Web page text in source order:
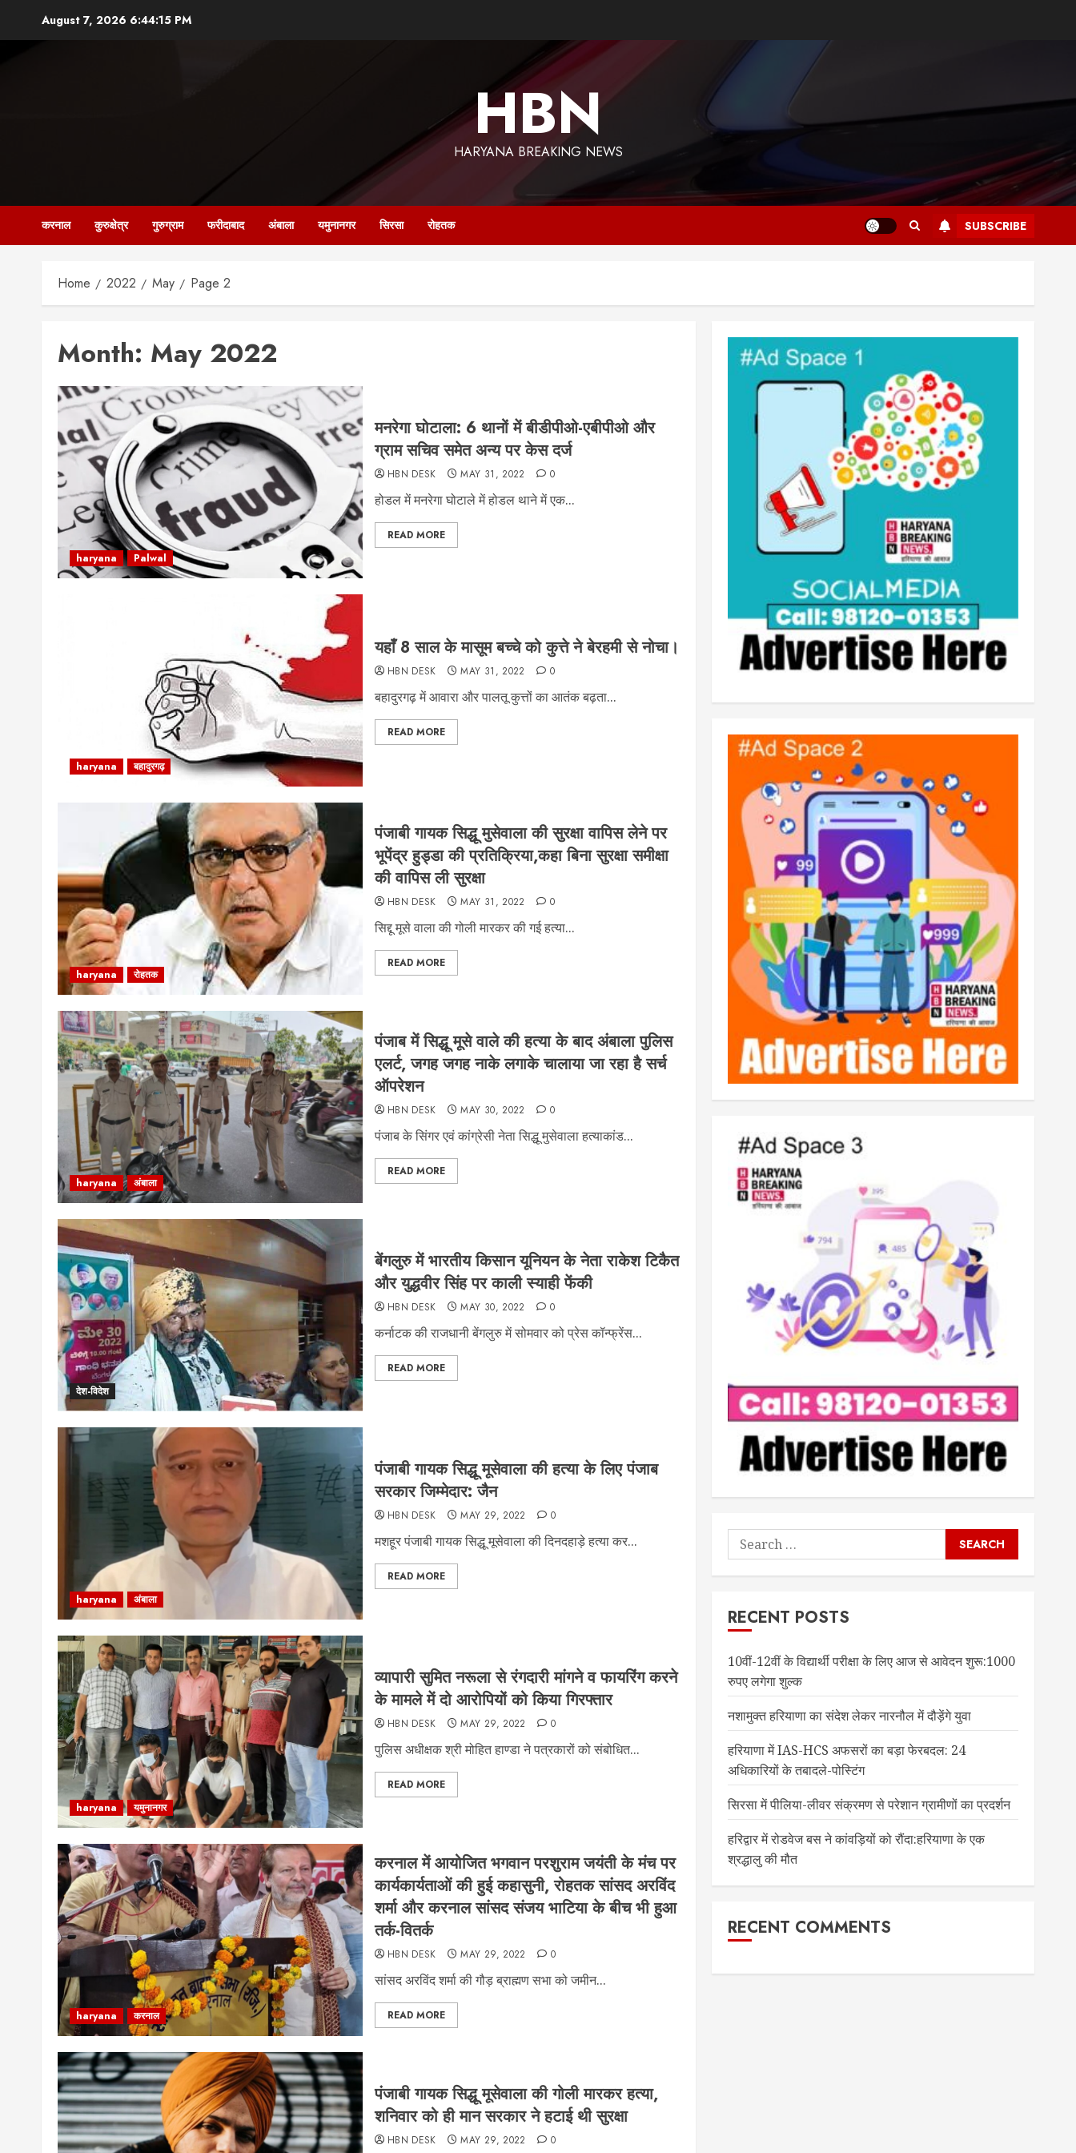
August 7, 2026 6:44:16 PM
HBN
HARYANA BREAKING NEWS
करनाल कुरुक्षेत्र गुरुग्राम फरीदाबाद अंबाला यमुनानगर सिरसा रोहतक SUBSCRIBE
Home 2022 May Page 2
Month: May 2022
haryana Palwal
मनरेगा घोटाला: 6 थानों में बीडीपीओ-एबीपीओ और
ग्राम सचिव समेत अन्य पर केस दर्ज
HBN DESK MAY 31, 2022 0
होडल में मनरेगा घोटाले में होडल थाने में एक...
READ MORE
haryana बहादुरगढ़
यहाँ 8 साल के मासूम बच्चे को कुत्ते ने बेरहमी से नोचा।
HBN DESK MAY 31, 2022 0
बहादुरगढ़ में आवारा और पालतू कुत्तों का आतंक बढ़ता...
READ MORE
haryana रोहतक
पंजाबी गायक सिद्धू मुसेवाला की सुरक्षा वापिस लेने पर
भूपेंद्र हुड्डा की प्रतिक्रिया,कहा बिना सुरक्षा समीक्षा
की वापिस ली सुरक्षा
HBN DESK MAY 31, 2022 0
सिद्दू मूसे वाला की गोली मारकर की गई हत्या...
READ MORE
haryana अंबाला
पंजाब में सिद्धू मूसे वाले की हत्या के बाद अंबाला पुलिस
एलर्ट, जगह जगह नाके लगाके चालाया जा रहा है सर्च
ऑपरेशन
HBN DESK MAY 30, 2022 0
पंजाब के सिंगर एवं कांग्रेसी नेता सिद्धू मुसेवाला हत्याकांड...
READ MORE
देश-विदेश
बेंगलुरु में भारतीय किसान यूनियन के नेता राकेश टिकैत
और युद्धवीर सिंह पर काली स्याही फेंकी
HBN DESK MAY 30, 2022 0
कर्नाटक की राजधानी बेंगलुरु में सोमवार को प्रेस कॉन्फ्रेंस...
READ MORE
haryana अंबाला
पंजाबी गायक सिद्धू मूसेवाला की हत्या के लिए पंजाब
सरकार जिम्मेदार: जैन
HBN DESK MAY 29, 2022 0
मशहूर पंजाबी गायक सिद्धू मूसेवाला की दिनदहाड़े हत्या कर...
READ MORE
haryana यमुनानगर
व्यापारी सुमित नरूला से रंगदारी मांगने व फायरिंग करने
के मामले में दो आरोपियों को किया गिरफ्तार
HBN DESK MAY 29, 2022 0
पुलिस अधीक्षक श्री मोहित हाण्डा ने पत्रकारों को संबोधित...
READ MORE
haryana करनाल
करनाल में आयोजित भगवान परशुराम जयंती के मंच पर
कार्यकार्यताओं की हुई कहासुनी, रोहतक सांसद अरविंद
शर्मा और करनाल सांसद संजय भाटिया के बीच भी हुआ
तर्क-वितर्क
HBN DESK MAY 29, 2022 0
सांसद अरविंद शर्मा की गौड़ ब्राह्मण सभा को जमीन...
READ MORE
पंजाबी गायक सिद्धू मूसेवाला की गोली मारकर हत्या,
शनिवार को ही मान सरकार ने हटाई थी सुरक्षा
HBN DESK MAY 29, 2022 0
Search
for:
RECENT POSTS
10वीं-12वीं के विद्यार्थी परीक्षा के लिए आज से आवेदन शुरू:1000
रुपए लगेगा शुल्क
नशामुक्त हरियाणा का संदेश लेकर नारनौल में दौड़ेंगे युवा
हरियाणा में IAS-HCS अफसरों का बड़ा फेरबदल: 24
अधिकारियों के तबादले-पोस्टिंग
सिरसा में पीलिया-लीवर संक्रमण से परेशान ग्रामीणों का प्रदर्शन
हरिद्वार में रोडवेज बस ने कांवड़ियों को रौंदा:हरियाणा के एक
श्रद्धालु की मौत
RECENT COMMENTS